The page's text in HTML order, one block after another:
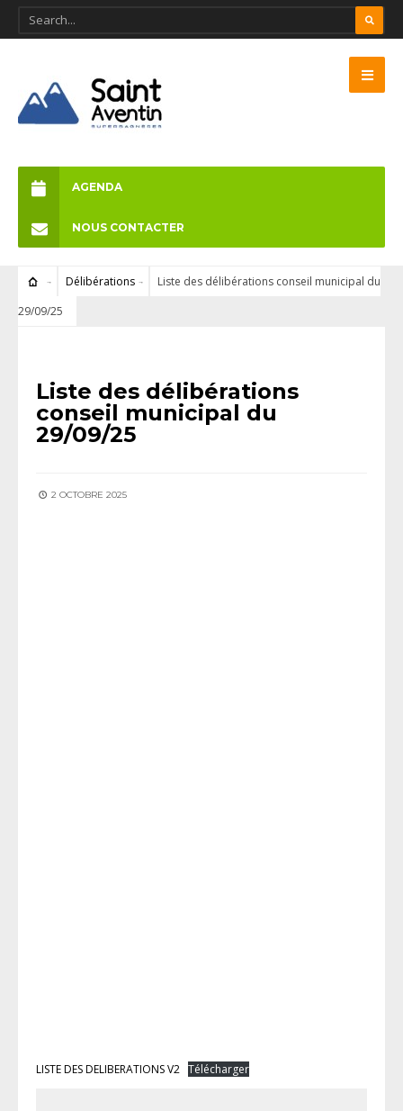
AGENDA
NOUS CONTACTER
Délibérations
Liste des délibérations conseil municipal du
29/09/25
Liste des délibérations
conseil municipal du
29/09/25
2 OCTOBRE 2025
LISTE DES DELIBERATIONS V2 Télécharger